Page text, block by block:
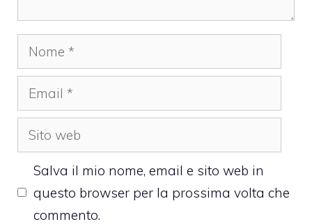
Nome
Email
Sito
web
Salva il mio nome, email e sito web in
questo browser per la prossima volta che
commento.